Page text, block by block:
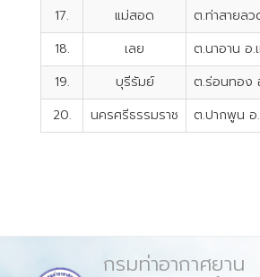
17.
แม่สอด
ต.ท่าสายล
18.
เลย
ต.นาอาน
19.
บุรีรัมย์
ต.ร่อนทอ
20.
นครศรีธรรมราช ต.ปากพูน
กรมท่าอากาศยาน